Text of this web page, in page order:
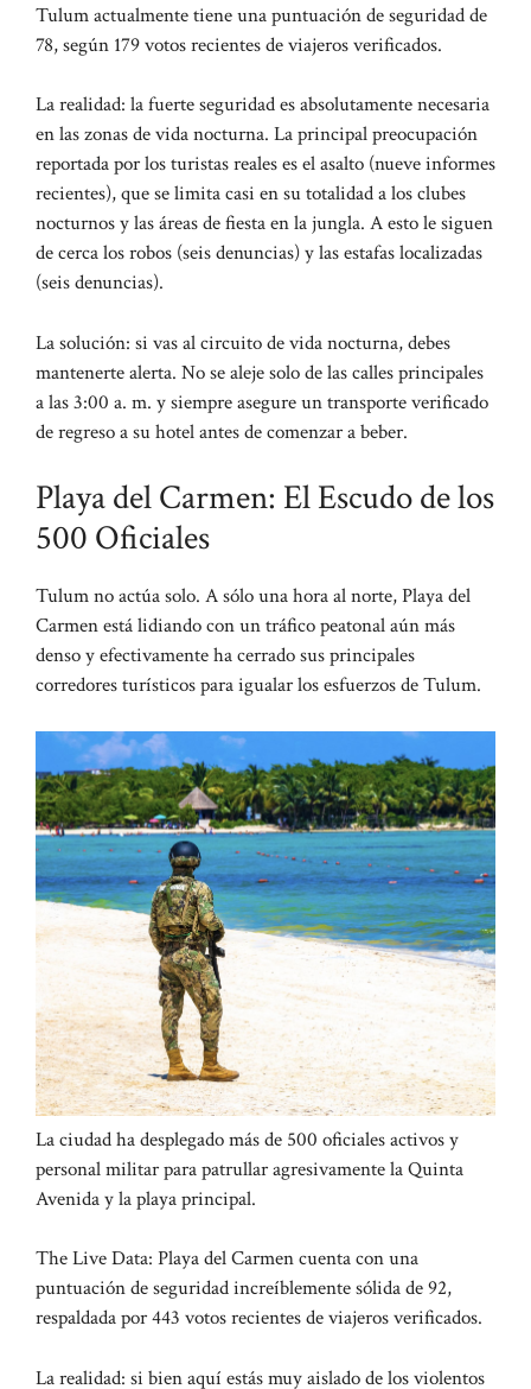
Tulum actualmente tiene una puntuación de seguridad de
78, según 179 votos recientes de viajeros verificados.
La realidad: la fuerte seguridad es absolutamente necesaria
en las zonas de vida nocturna. La principal preocupación
reportada por los turistas reales es el asalto (nueve informes
recientes), que se limita casi en su totalidad a los clubes
nocturnos y las áreas de fiesta en la jungla. A esto le siguen
de cerca los robos (seis denuncias) y las estafas localizadas
(seis denuncias).
La solución: si vas al circuito de vida nocturna, debes
mantenerte alerta. No se aleje solo de las calles principales
a las 3:00 a. m. y siempre asegure un transporte verificado
de regreso a su hotel antes de comenzar a beber.
Playa del Carmen: El Escudo de los
500 Oficiales
Tulum no actúa solo. A sólo una hora al norte, Playa del
Carmen está lidiando con un tráfico peatonal aún más
denso y efectivamente ha cerrado sus principales
corredores turísticos para igualar los esfuerzos de Tulum.
La ciudad ha desplegado más de 500 oficiales activos y
personal militar para patrullar agresivamente la Quinta
Avenida y la playa principal.
The Live Data: Playa del Carmen cuenta con una
puntuación de seguridad increíblemente sólida de 92,
respaldada por 443 votos recientes de viajeros verificados.
La realidad: si bien aquí estás muy aislado de los violentos